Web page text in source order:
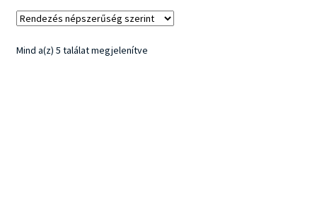
Fényvédelem
Mind a(z) 5 találat megjelenítveSorted